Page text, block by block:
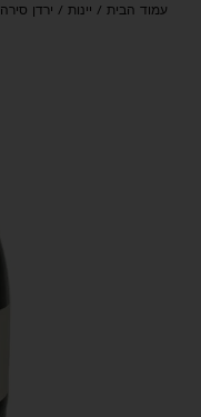
עמוד הבית / יינות / ירדן סירה 750 מ״ל